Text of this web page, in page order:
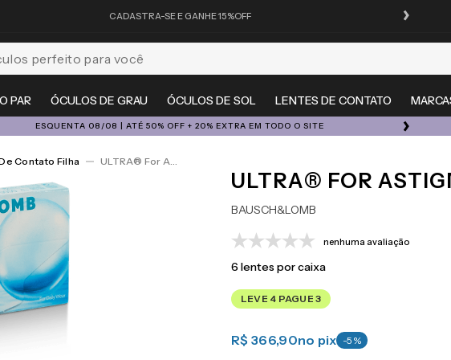
CADASTRA-SE E GANHE 15%OFF
PAR ÓCULOS DE GRAU ÓCULOS DE SOL LENTES DE CONTATO
para você
ESQUENTA 08/08 | ATÉ 50% OFF + 20% EXTRA EM TODO O SITE ÓCULOS
Contato Filha ULTRA® For Astigmatism 6
ULTRA® FOR
BAUSCH&LOMB
nenhuma avaliação
6 lentes por caixa
LEVE 4 PAGUE 3
R$ 366,90no pix -5 %